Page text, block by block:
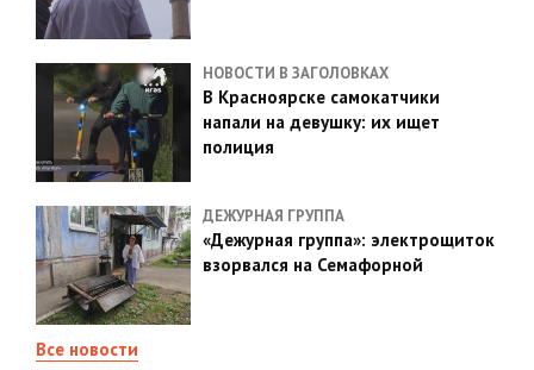
НОВОСТИ В ЗАГОЛОВКАХ
В Красноярске самокатчики
напали на девушку: их ищет
полиция
ДЕЖУРНАЯ ГРУППА
«Дежурная группа»: электрощиток
взорвался на Семафорной
Все новости